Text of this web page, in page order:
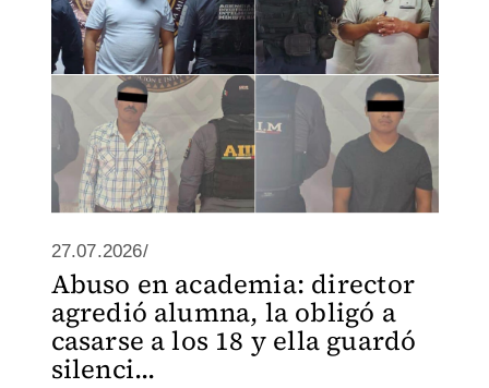
27.07.2026/
Abuso en academia: director
agredió alumna, la obligó a
casarse a los 18 y ella guardó
silenci...